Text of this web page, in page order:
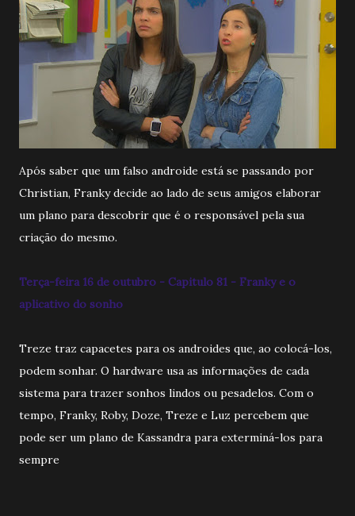
Após saber que um falso androide está se passando por
Christian, Franky decide ao lado de seus amigos elaborar
um plano para descobrir que é o responsável pela sua
criação do mesmo.
Terça-feira 16 de outubro - Capitulo 81 - Franky e o
aplicativo do sonho
Treze traz capacetes para os androides que, ao colocá-los,
podem sonhar. O hardware usa as informações de cada
sistema para trazer sonhos lindos ou pesadelos. Com o
tempo, Franky, Roby, Doze, Treze e Luz percebem que
pode ser um plano de Kassandra para exterminá-los para
sempre